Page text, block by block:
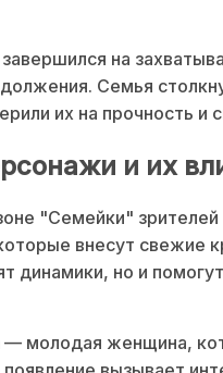
на
Семья
их на прочность и
и их
"Семейки"
внесут свежие
динамики, но и
— молодая женщина,